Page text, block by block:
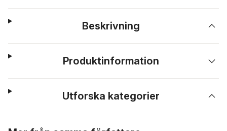
Beskrivning
Produktinformation
Utforska kategorier